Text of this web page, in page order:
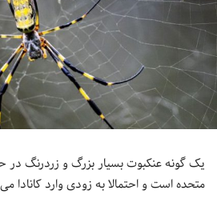
یک گونه عنکبوت بسیار بزرگ و زردرنگ
متحده است و احتمالا به زودی وارد کانادا